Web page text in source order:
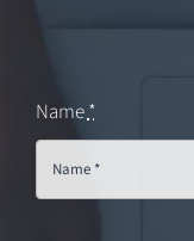
Name*